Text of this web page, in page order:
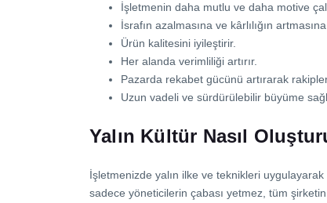
İşletmenin daha mutlu ve daha motive
İsrafın azalmasına ve kârlılığın
Ürün kalitesini iyileştirir.
Her alanda verimliliği artırır.
Pazarda rekabet gücünü artırarak
Uzun vadeli ve sürdürülebilir büyüme
Yalın Kültür Nasıl
İşletmenizde yalın ilke ve teknikleri
sadece yöneticilerin çabası yetmez, tüm